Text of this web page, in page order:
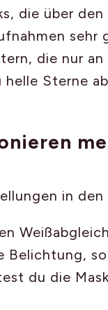
die über
sehr
die nur
Sterne
in
Belichtung,
du die